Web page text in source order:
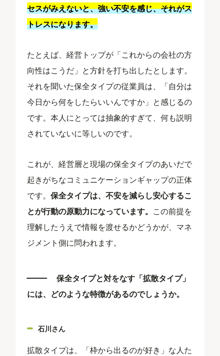
セスがみえないと、強い不安を感じ、それがス
トレスになります。
たとえば、経営トップが「これからの会社の方
向性はこうだ」と方針を打ち出したとします。
それを聞いた保全タイプの従業員は、「自分は
今日から何をしたらいいんですか」と感じるの
です。本人にとっては抽象的すぎて、何も説明
されていないに等しいのです。
これが、経営層と現場の保全タイプのあいだで
起きがちなコミュニケーションギャップの正体
です。保全タイプは、不安を減らし安心するこ
とが行動の原動力になっています。 この前提を
理解したうえで情報を渡せるかどうかが、マネ
ジメント側に問われます。
保全タイプと対をなす「拡散タイプ」
には、どのような特徴があるのでしょうか。
石川さん
拡散タイプは、「枠から出るのが好き」な人た